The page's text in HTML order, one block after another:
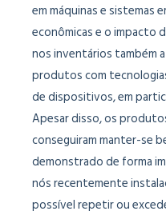
em máquinas e sistemas
econômicas e o impacto
nos inventários também
produtos com
de dispositivos, em
Apesar disso, os
conseguiram manter-se
demonstrado de forma
nós recentemente
possível repetir ou